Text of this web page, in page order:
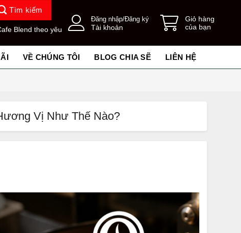
Tìm kiếm
Blend theo yêu
Đăng nhập/Đăng ký
Tài khoản
Giỏ hàng
của bạn
VỀ CHÚNG TÔI BLOG CHIA SẼ LIÊN HỆ
Vị Như Thế Nào?